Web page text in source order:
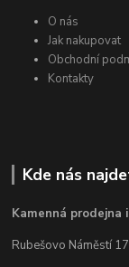
O nás
Jak nakupovat
Obchodní
Kontakty
Kde nás
Kamenná prodejna
Rubešovo Náměstí